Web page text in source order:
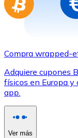
Compra wrapped-
Adquiere cupones
físicos en Europa
app.
Ver más